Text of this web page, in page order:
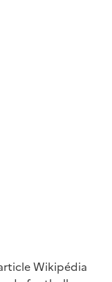
Wikipédia